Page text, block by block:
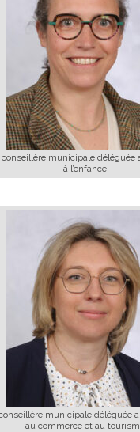
conseillère municipale déléguée
à l’enfance
municipale déléguée
au commerce et au